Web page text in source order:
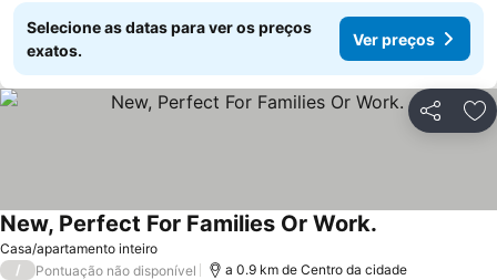
Selecione as datas para ver os preços
exatos.
Ver preços
Partilhar
Casa/apartamento inteiro
New, Perfect For Families Or Work.
/ Pontuação não disponível a 0.9 km de Centro da cidade